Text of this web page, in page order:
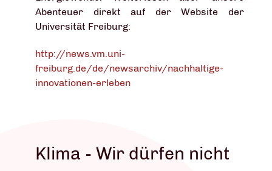
Abenteuer direkt auf der Website der
Universität Freiburg:
http://news.vm.uni-
freiburg.de/de/newsarchiv/nachhaltige-
innovationen-erleben
Klima - Wir dürfen nicht